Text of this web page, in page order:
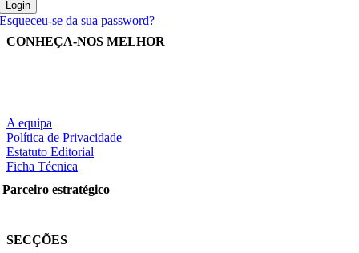
Esqueceu-se da sua password?
CONHEÇA-NOS MELHOR
A equipa
Política de Privacidade
Estatuto Editorial
Ficha Técnica
Parceiro estratégico
SECÇÕES